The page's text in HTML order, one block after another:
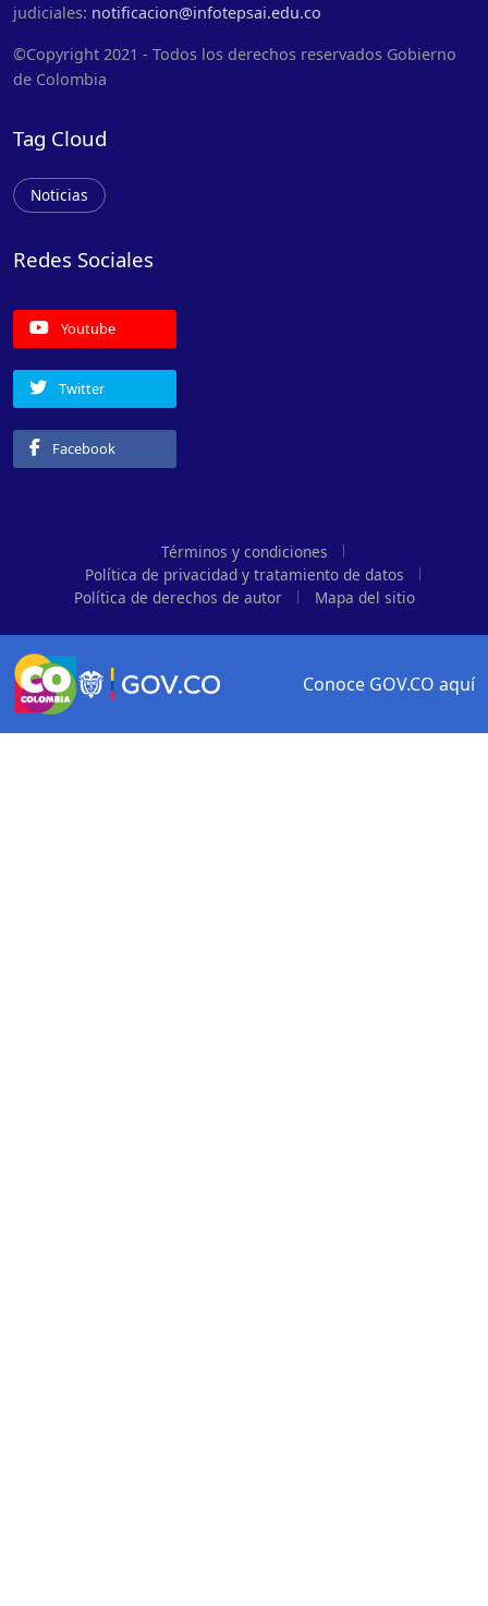
judiciales: notificacion@infotepsai.edu.co
©Copyright 2021 - Todos los derechos reservados Gobierno
de Colombia
Tag Cloud
Noticias
Redes Sociales
Youtube
Twitter
Facebook
Términos y condiciones
Política de privacidad y tratamiento de datos
Política de derechos de autor
Mapa del sitio
Logo marca Colombia
Conoce GOV.CO aquí